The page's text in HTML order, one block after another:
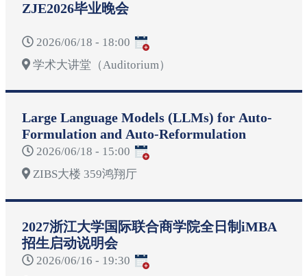
ZJE2026毕业晚会
2026/06/18 - 18:00
学术大讲堂（Auditorium）
Large Language Models (LLMs) for Auto-
Formulation and Auto-Reformulation
2026/06/18 - 15:00
ZIBS大楼 359鸿翔厅
2027浙江大学国际联合商学院全日制iMBA
招生启动说明会
2026/06/16 - 19:30